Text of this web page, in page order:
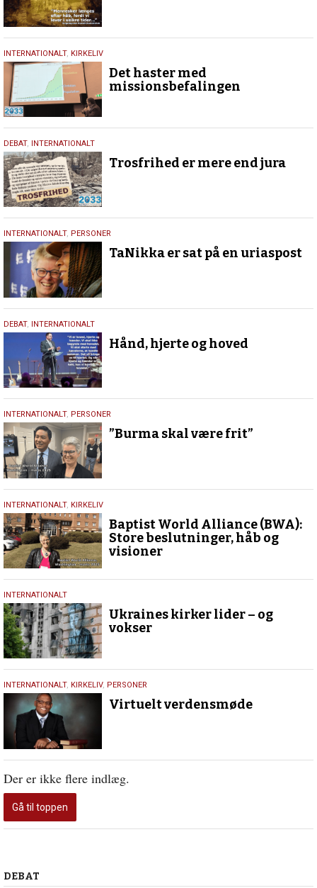
26.
april
2026
INTERNATIONALT, KIRKELIV
Det haster med
missionsbefalingen
14.
april
2026
DEBAT, INTERNATIONALT
Trosfrihed er mere end jura
13.
marts
2026
INTERNATIONALT, PERSONER
TaNikka er sat på en uriaspost
24.
2025
DEBAT, INTERNATIONALT
Hånd, hjerte og hoved
9.
marts
2025
INTERNATIONALT, PERSONER
”Burma skal være frit”
7.
marts
2025
INTERNATIONALT, KIRKELIV
Baptist World Alliance (BWA):
Store beslutninger, håb og
visioner
8.
juli
2023
INTERNATIONALT
Ukraines kirker lider – og
vokser
24.
juli
2020
INTERNATIONALT, KIRKELIV, PERSONER
Virtuelt verdensmøde
Der er ikke flere indlæg.
Gå til toppen
Debat
DEBAT